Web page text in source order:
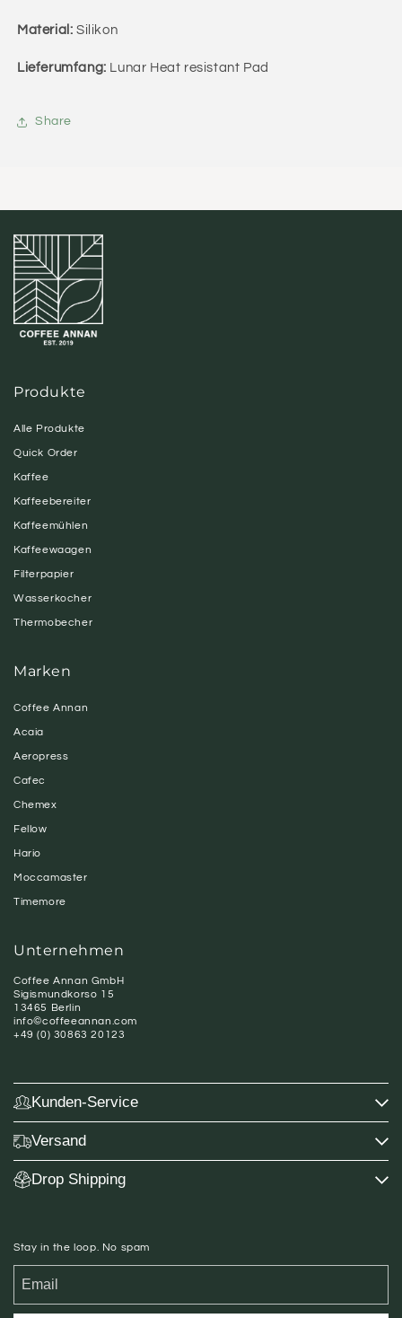
Material: Silikon
Lieferumfang: Lunar Heat resistant Pad
Share
Produkte
Alle Produkte
Quick Order
Kaffee
Kaffeebereiter
Kaffeemühlen
Kaffeewaagen
Filterpapier
Wasserkocher
Thermobecher
Marken
Coffee Annan
Acaia
Aeropress
Cafec
Chemex
Fellow
Hario
Moccamaster
Timemore
Unternehmen
Coffee Annan GmbH
Sigismundkorso 15
13465 Berlin
info©coffeeannan.com
+49 (0) 30863 20123
Kunden-Service
Versand
Drop Shipping
Stay in the loop. No spam